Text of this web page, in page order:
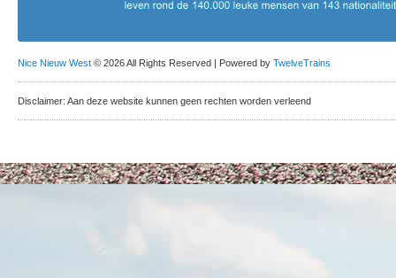
Nice Nieuw West © 2026 All Rights Reserved | Powered by TwelveTrains
Disclaimer: Aan deze website kunnen geen rechten worden verleend